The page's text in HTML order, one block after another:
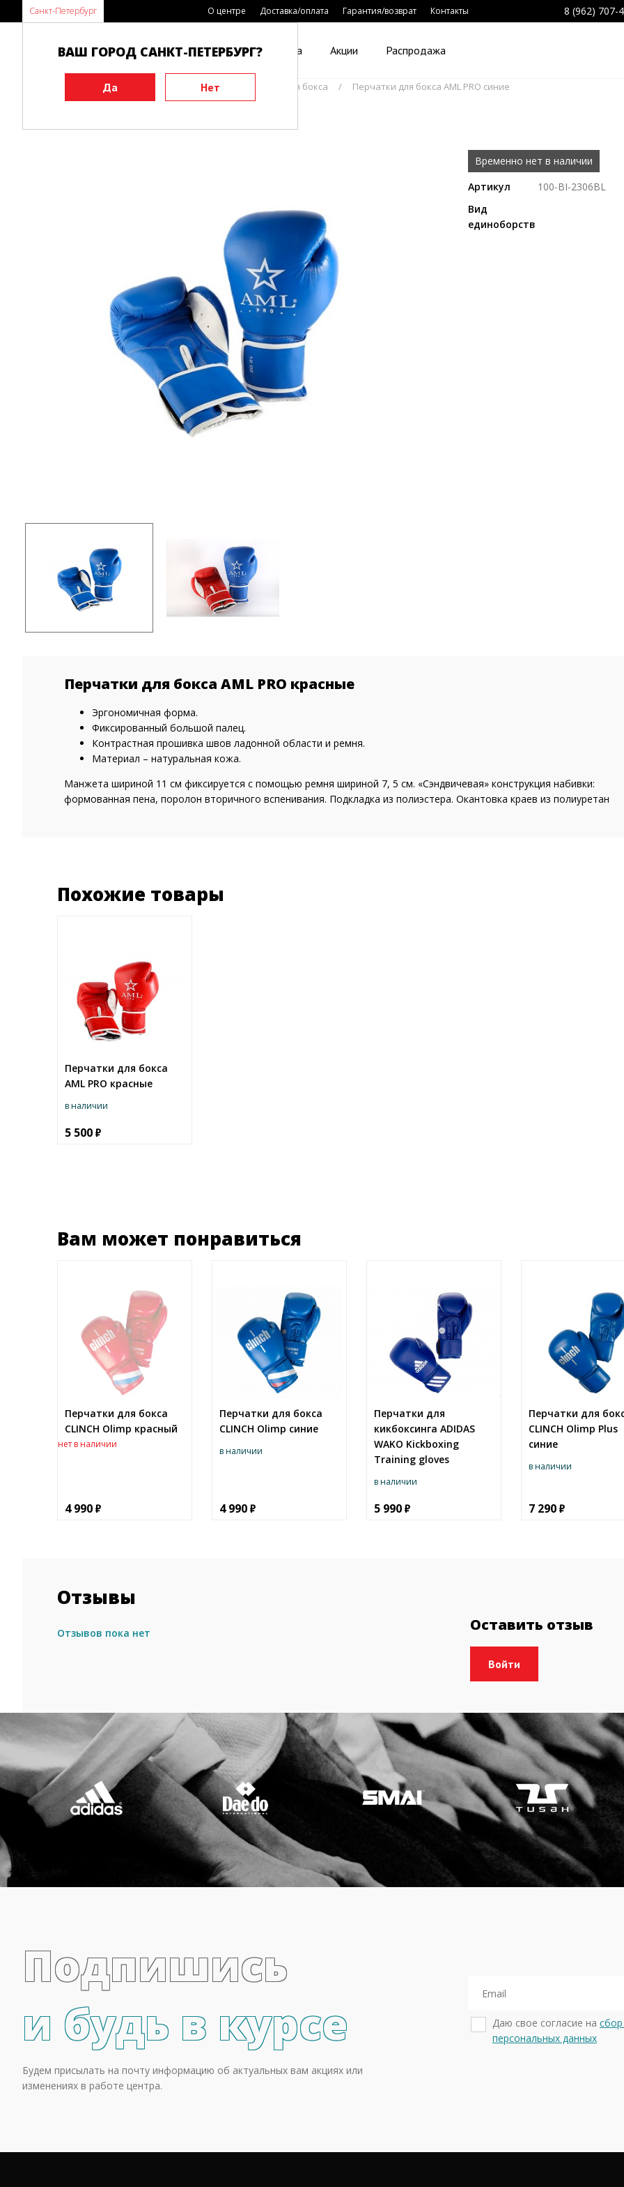
Санкт-Петербург О центре Доставка/оплата Гарантия/возврат Контакты 8 (962) 707-
Каталог Виды спорта Акции Распродажа
ВАШ ГОРОД САНКТ-ПЕТЕРБУРГ?
Экипировка Защита рук Перчатки для бокса Перчатки для бокса AML PRO синие
Временно нет в наличии
Артикул
100-BI-2306BL
Вид
единоборств
Перчатки для бокса AML PRO красные
Эргономичная форма.
Фиксированный большой палец.
Контрастная прошивка швов ладонной области и ремня.
Материал – натуральная кожа.
Манжета шириной 11 см фиксируется с помощью ремня шириной 7, 5 см. «Сэндвичевая» конструкция набивки:
формованная пена, поролон вторичного вспенивания. Подкладка из полиэстера. Окантовка краев из полиуретан
Похожие товары
Перчатки для бокса
AML PRO красные
в наличии
5 500
Вам может понравиться
Перчатки для бокса
CLINCH Olimp красный
нет в наличии
4 990
Перчатки для бокса
CLINCH Olimp синие
в наличии
4 990
Перчатки для
кикбоксинга ADIDAS
WAKO Kickboxing
Training gloves
в наличии
5 990
Перчатки для
CLINCH Olimp Plus
синие
в наличии
7 290
Отзывы
Отзывов пока нет Оставить отзыв
Подпишись
и будь в курсе
Будем присылать на почту информацию об актуальных вам акциях или
изменениях в работе центра.
Даю свое согласие на
персональных данных